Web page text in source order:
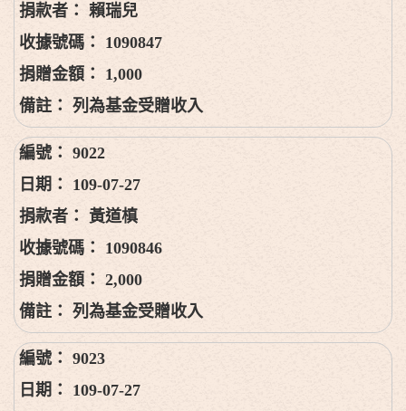
賴瑞兒
1090847
1,000
列為基金受贈收入
9022
109-07-27
黃道槙
1090846
2,000
列為基金受贈收入
9023
109-07-27